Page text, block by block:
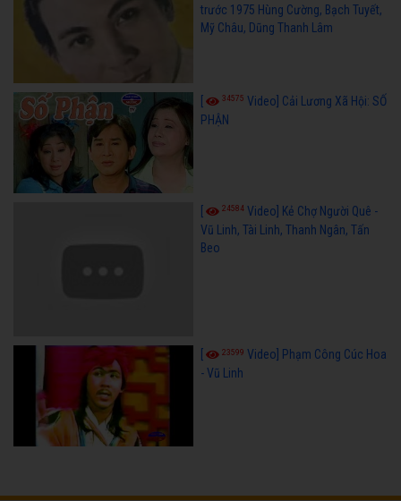
trước 1975 Hùng Cường, Bạch Tuyết,
Mỹ Châu, Dũng Thanh Lâm
34575 Video] Cải Lương Xã Hội: SỐ
PHẬN
24584 Video] Kẻ Chợ Người Quê -
Vũ Linh, Tài Linh, Thanh Ngân, Tấn
Beo
23599 Video] Phạm Công Cúc Hoa
- Vũ Linh